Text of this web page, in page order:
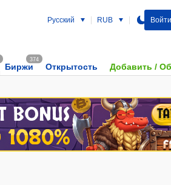
Русский RUB
Биржи
374
Открытость Добавить /